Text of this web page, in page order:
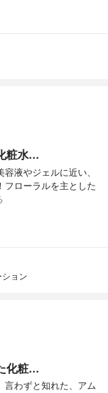
粧水...
液やジェルに近い、
フローラルを主とした
ョン
化粧...
言わずと知れた、アム